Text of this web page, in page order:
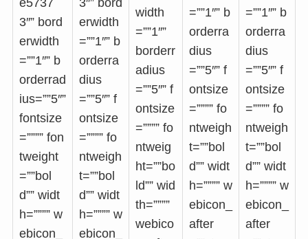
e5737
3″” bord
erwidth
=””1″” b
orderrad
ius=””5″”
fontsize
=”””” fon
tweight
=””bol
d”” widt
h=”””” w
ebicon_
3″” bord
erwidth
=””1″” b
orderra
dius
=””5″” f
ontsize
=”””” fo
ntweigh
t=””bol
d”” widt
h=”””” w
ebicon_
width
=””1″”
borderr
adius
=””5″” f
ontsize
=”””” fo
ntweig
ht=””bo
ld”” wid
th=””””
webico
=””1″” b
orderra
dius
=””5″” f
ontsize
=”””” fo
ntweigh
t=””bol
d”” widt
h=”””” w
ebicon_
after
=””1″” b
orderra
dius
=””5″” f
ontsize
=”””” fo
ntweigh
t=””bol
d”” widt
h=”””” w
ebicon_
after